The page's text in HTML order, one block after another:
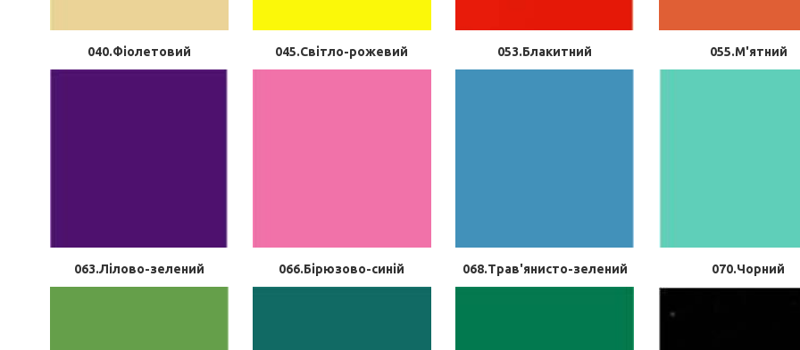
040.Фіолетовий 045.Світло-рожевий 053.Блакитний 055.М'ятний
063.Лілово-зелений 066.Бірюзово-синій 068.Трав'янисто-зелений 070.Чорний